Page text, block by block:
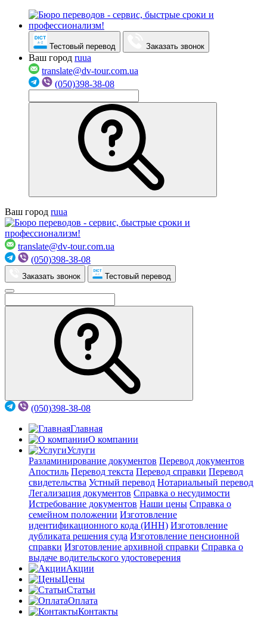
Тестовый перевод Заказать звонок
Ваш город ruua
translate@dv-tour.com.ua
(050)398-38-08
Ваш город ruua
translate@dv-tour.com.ua
(050)398-38-08
Заказать звонок Тестовый перевод
(050)398-38-08
Главная
О компании
Услуги
Разламинирование документов Перевод документов
Апостиль Перевод текста Перевод справки Перевод
свидетельства Устный перевод Нотариальный перевод
Легализация документов Справка о несудимости
Истребование документов Наши цены Справка о
семейном положении Изготовление
идентификационного кода (ИНН) Изготовление
дубликата решения суда Изготовление пенсионной
справки Изготовление архивной справки Справка о
выдаче водительского удостоверения
Акции
Цены
Статьи
Оплата
Контакты